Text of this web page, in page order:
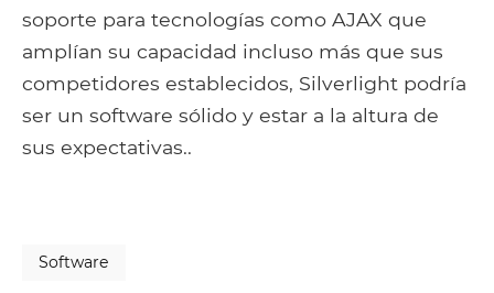
soporte para tecnologías como AJAX que
amplían su capacidad incluso más que sus
competidores establecidos, Silverlight podría
ser un software sólido y estar a la altura de
sus expectativas..
Software